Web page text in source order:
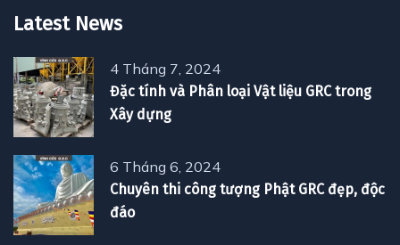
Latest News
4 Tháng 7, 2024
Đặc tính và Phân loại Vật liệu GRC trong
Xây dựng
6 Tháng 6, 2024
Chuyên thi công tượng Phật GRC đẹp, độc
đáo